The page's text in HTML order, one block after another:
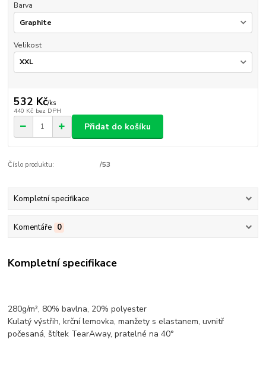
Barva
Velikost
532 Kč/ks
440 Kč bez DPH
Přidat do košíku
Číslo produktu: /53
Kompletní specifikace
Komentáře 0
Kompletní specifikace
280g/m², 80%bavlna, 20%polyester
Kulatý výstřih,krční lemovka, manžety s elastanem, uvnitř
počesaná, štítek TearAway, pratelné na 40°